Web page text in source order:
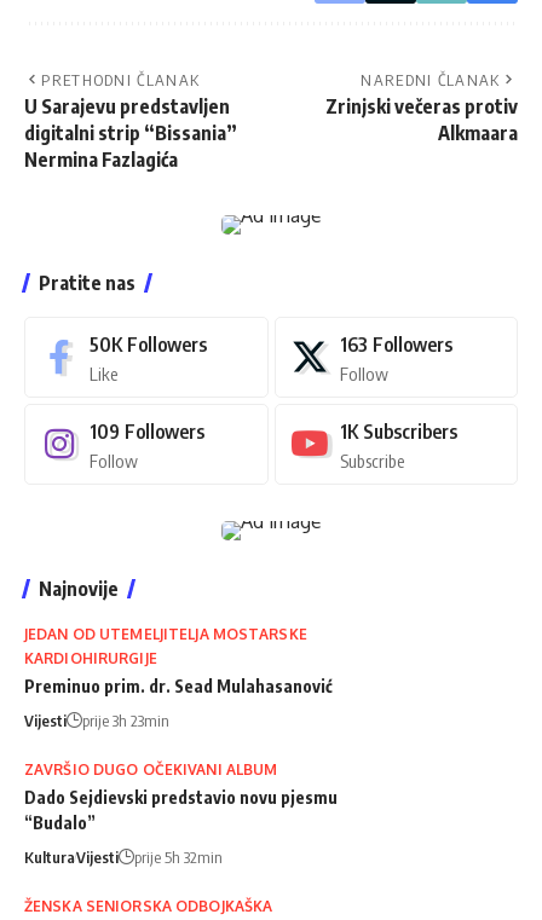
PRETHODNI ČLANAK
U Sarajevu predstavljen
digitalni strip “Bissania”
Nermina Fazlagića
NAREDNI ČLANAK
Zrinjski večeras protiv
Alkmaara
Pratite nas
50K Followers
Like
163 Followers
Follow
109 Followers
Follow
1K Subscribers
Subscribe
Najnovije
JEDAN OD UTEMELJITELJA MOSTARSKE
KARDIOHIRURGIJE
Preminuo prim. dr. Sead Mulahasanović
Vijesti prije 3h 23min
ZAVRŠIO DUGO OČEKIVANI ALBUM
Dado Sejdievski predstavio novu pjesmu
“Budalo”
KulturaVijesti prije 5h 32min
ŽENSKA SENIORSKA ODBOJKAŠKA